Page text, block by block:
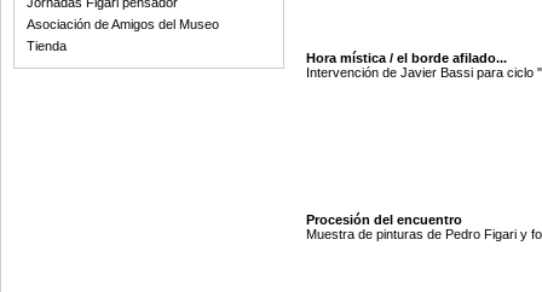
Asociación de Amigos del Museo
Tienda
Hora mística / el borde afilado...
Intervención de Javier Bassi para ciclo
Procesión del encuentro
Muestra de pinturas de Pedro Figari y